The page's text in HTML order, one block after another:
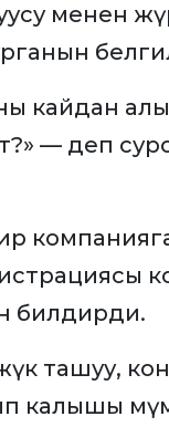
менен
кайдан
— деп
билдирди.
ташуу,
калышы